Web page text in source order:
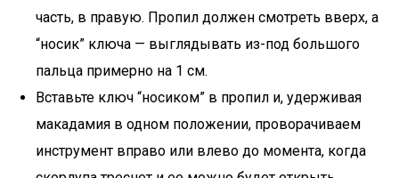
часть, в правую. Пропил должен смотреть вверх, а
“носик” ключа — выглядывать из-под большого
пальца примерно на 1 см.
Вставьте ключ “носиком” в пропил и, удерживая
макадамия в одном положении, проворачиваем
инструмент вправо или влево до момента, когда